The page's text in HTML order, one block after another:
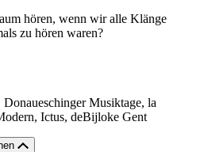
hören, wenn wir alle Klänge
zu hören waren?
Musiktage, la
Ictus, deBijloke Gent